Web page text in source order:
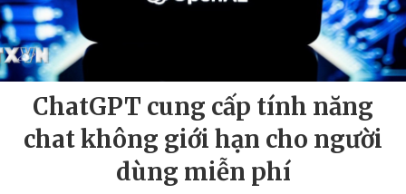
ChatGPT cung cấp tính năng
chat không giới hạn cho người
dùng miễn phí